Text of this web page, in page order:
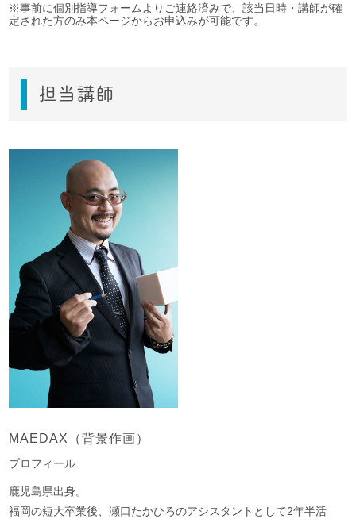
※事前に個別指導フォームよりご連絡済みで、該当日時・講師が確
定された方のみ本ページからお申込みが可能です。
担当講師
MAEDAX（背景作画）
プロフィール
鹿児島県出身。
福岡の短大卒業後、瀬口たかひろのアシスタントとして2年半活